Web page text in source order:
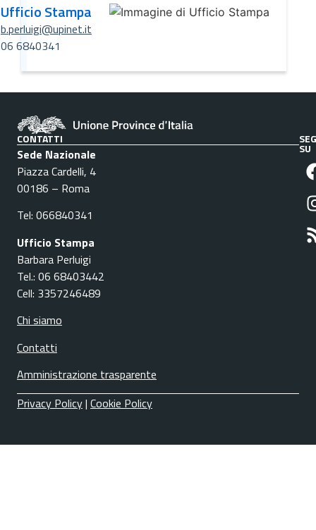
Ufficio Stampa
b.perluigi@upinet.it
06 6840341
CONTATTI
Sede Nazionale
Piazza Cardelli, 4
00186 – Roma
Tel: 066840341
Ufficio Stampa
Barbara Perluigi
Tel.: 06 68403442
Cell: 3357246489
Chi siamo
Contatti
Amministrazione trasparente
SU
Privacy Policy| Cookie Policy